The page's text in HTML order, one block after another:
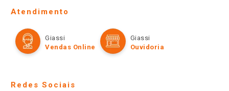
Fale Conosco
Site Institucional
Ofertas
Atendimento